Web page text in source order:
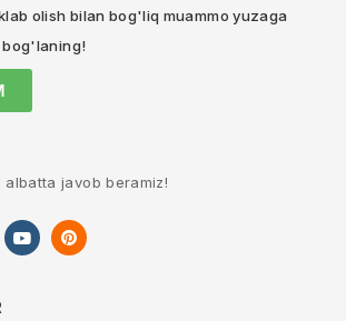
olish bilan bog'liq muammo yuzaga
bog'laning!
javob beramiz!